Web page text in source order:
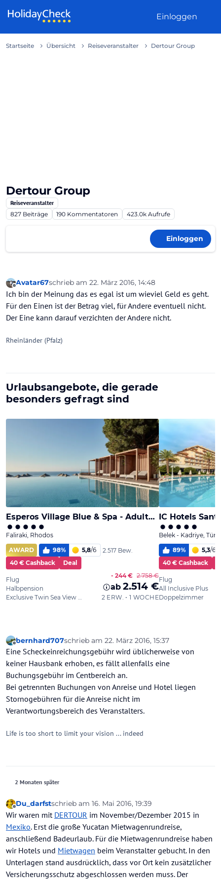
Einloggen
Startseite Übersicht Reiseveranstalter Dertour Group
Dertour Group
Reiseveranstalter
827 Beiträge 190 Kommentatoren 423.0k Aufrufe
Einloggen
Offline
Avatar67schrieb am 22. März 2016, 14:48
zuletzt editiert von
Ich bin der Meinung das es egal ist um wieviel Geld es geht.
Für den Einen ist der Betrag viel, für Andere eventuell nicht.
Der Eine kann darauf verzichten der Andere nicht.
Rheinländer (Pfalz)
Offline
bernhard707schrieb am 22. März 2016, 15:37
zuletzt editiert von
Eine Scheckeinreichungsgebühr wird üblicherweise von
keiner Hausbank erhoben, es fällt allenfalls eine
Buchungsgebühr im Centbereich an.
Bei getrennten Buchungen von Anreise und Hotel liegen
Stornogebühren für die Anreise nicht im
Verantwortungsbereich des Veranstalters.
Life is too short to limit your vision ... indeed
2 Monaten später
Offline
Du_darfstschrieb am 16. Mai 2016, 19:39
zuletzt editiert von
Wir waren mit DERTOUR im November/Dezember 2015 in
Mexiko. Erst die große Yucatan Mietwagenrundreise,
anschließend Badeurlaub. Für die Mietwagenrundreise haben
wir Hotels und Mietwagen beim Veranstalter gebucht. In den
Unterlagen stand ausdrücklich, dass vor Ort kein zusätzlicher
Versicherungsschutz abgeschlossen werden muss. Der